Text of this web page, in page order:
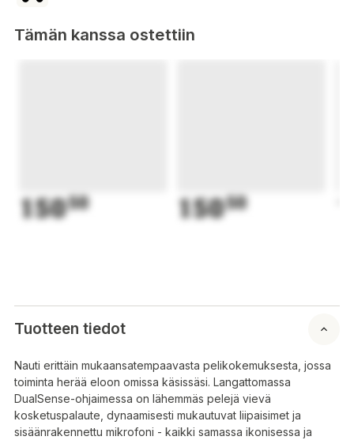
Tämän kanssa ostettiin
15050 15050
Tuotteen tiedot
Nauti erittäin mukaansatempaavasta pelikokemuksesta, jossa
toiminta herää eloon omissa käsissäsi. Langattomassa
DualSense-ohjaimessa on lähemmäs pelejä vievä
kosketuspalaute, dynaamisesti mukautuvat liipaisimet ja
sisäänrakennettu mikrofoni - kaikki samassa ikonisessa ja